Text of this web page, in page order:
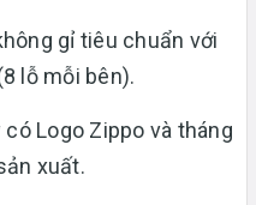
gỉ tiêu chuẩn với
lỗ mỗi bên).
Logo Zippo và tháng
xuất.